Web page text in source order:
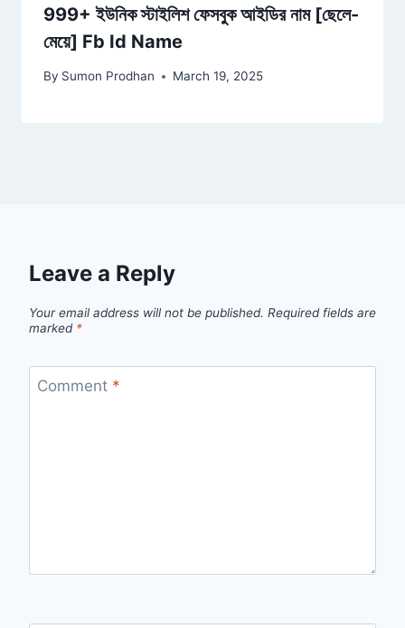
999+ ইউনিক স্টাইলিশ ফেসবুক আইডির নাম [ছেলে-
মেয়ে] Fb Id Name
By Sumon Prodhan March 19, 2025
Leave a Reply
Your email address will not be published. Required fields are
marked *
Comment *